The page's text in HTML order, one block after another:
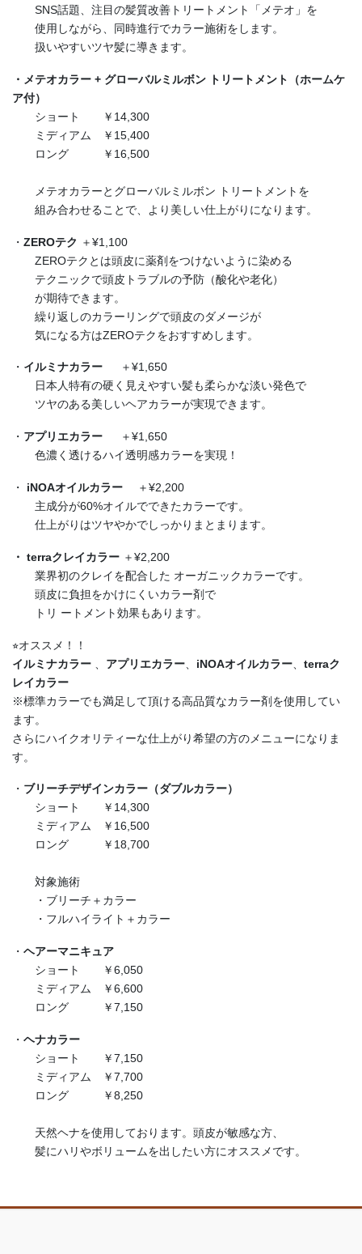
SNS話題、注目の髪質改善トリートメント「メテオ」を
使用しながら、同時進行でカラー施術をします。
扱いやすいツヤ髪に導きます。
・メテオカラー + グローバルミルボン トリートメント（ホームケ
ア付）
ショート ￥14,300
ミディアム ￥15,400
ロング ￥16,500
メテオカラーとグローバルミルボン トリートメントを
組み合わせることで、より美しい仕上がりになります。
・ ZEROテク ＋¥1,100
ZEROテクとは頭皮に薬剤をつけないように染める
テクニックで頭皮トラブルの予防（酸化や老化）
が期待できます。
繰り返しのカラーリングで頭皮のダメージが
気になる方はZEROテクをおすすめします。
・ イルミナカラー
＋¥1,650
日本人特有の硬く見えやすい髪も柔らかな淡い発色で
ツヤのある美しいヘアカラーが実現できます。
・ アプリエカラー
＋¥1,650
色濃く透けるハイ透明感カラーを実現！
・ iNOAオイルカラー
＋¥2,200
主成分が60%オイルでできたカラーです。
仕上がりはツヤやかでしっかりまとまります。
・ terraクレイカラー ＋¥2,200
業界初のクレイを配合した オーガニックカラーです。
頭皮に負担をかけにくいカラー剤で
トリ ートメント効果もあります。
⭐︎オススメ！！
イルミナカラー
アプリエカラー iNOAオイルカラー
terraク
レイカラー
※標準カラーでも満足して頂ける高品質なカラー剤を使用してい
ます。
さらにハイクオリティーな仕上がり希望の方のメニューになりま
す。
・ ブリーチデザインカラー（ダブルカラー）
ショート ￥14,300
ミディアム ￥16,500
ロング ￥18,700
対象施術
・ブリーチ＋カラー
・フルハイライト＋カラー
・ ヘアーマニキュア
ショート ￥6,050
ミディアム ￥6,600
ロング ￥7,150
・ ヘナカラー
ショート ￥7,150
ミディアム ￥7,700
ロング ￥8,250
天然ヘナを使用しております。頭皮が敏感な方、
髪にハリやボリュームを出したい方にオススメです。